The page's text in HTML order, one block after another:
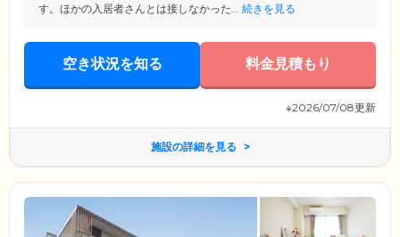
す。ほかの入居者さんとは接しなかった... 続きを見る
空き状況を知る 料金見積もり
※2026/07/08更新
施設の詳細を見る